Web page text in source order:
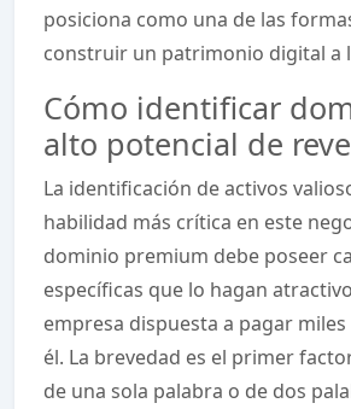
posiciona como una de las
construir un patrimonio digital a
Cómo identificar
alto potencial de
La identificación de activos
habilidad más crítica en este
dominio premium debe poseer
específicas que lo hagan
empresa dispuesta a pagar
él. La brevedad es el primer
de una sola palabra o de dos